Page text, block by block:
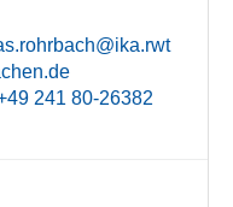
241 80-26382